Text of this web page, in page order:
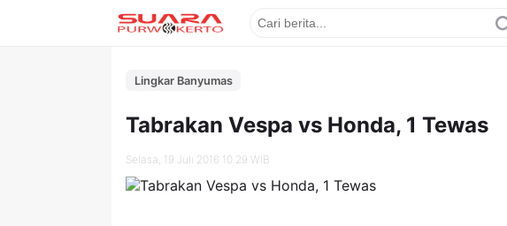
Lingkar Banyumas
Tabrakan Vespa vs Honda, 1 Tewas
Selasa, 19 Juli 2016 10.29 WIB